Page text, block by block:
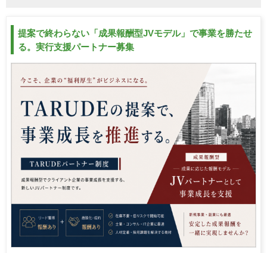
提案で終わらない「成果報酬型JVモデル」で事業を勝たせ
る。実行支援パートナー募集